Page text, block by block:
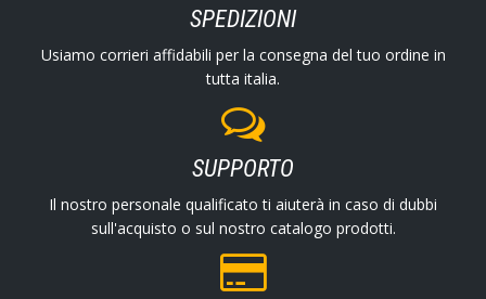
SPEDIZIONI
Usiamo corrieri affidabili per la consegna del tuo ordine in
tutta italia.
SUPPORTO
Il nostro personale qualificato ti aiuterà in caso di dubbi
sull'acquisto o sul nostro catalogo prodotti.